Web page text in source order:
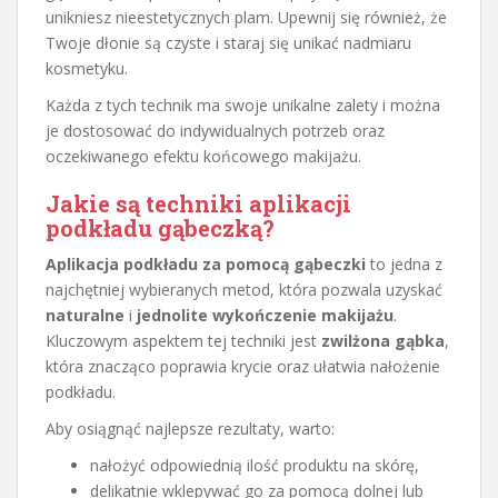
unikniesz nieestetycznych plam. Upewnij się również, że
Twoje dłonie są czyste i staraj się unikać nadmiaru
kosmetyku.
Każda z tych technik ma swoje unikalne zalety i można
je dostosować do indywidualnych potrzeb oraz
oczekiwanego efektu końcowego makijażu.
Jakie są techniki aplikacji
podkładu gąbeczką?
Aplikacja podkładu za pomocą gąbeczki to jedna z
najchętniej wybieranych metod, która pozwala uzyskać
naturalne i jednolite wykończenie makijażu.
Kluczowym aspektem tej techniki jest zwilżona gąbka,
która znacząco poprawia krycie oraz ułatwia nałożenie
podkładu.
Aby osiągnąć najlepsze rezultaty, warto:
nałożyć odpowiednią ilość produktu na skórę,
delikatnie wklepywać go za pomocą dolnej lub